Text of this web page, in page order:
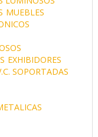
MUEBLES
EXHIBIDORES
SOPORTADAS